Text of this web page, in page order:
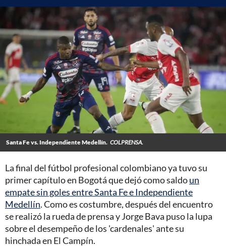
Santa Fe vs. Independiente Medellín. COLPRENSA.
La final del fútbol profesional colombiano ya tuvo su
primer capítulo en Bogotá que dejó como saldoun
empate sin goles entre Santa Fe e Independiente
Medellín. Como es costumbre, después del encuentro
se realizó la rueda de prensa y Jorge Bava puso la lupa
sobre el desempeño de los 'cardenales' ante su
hinchada en El Campín.